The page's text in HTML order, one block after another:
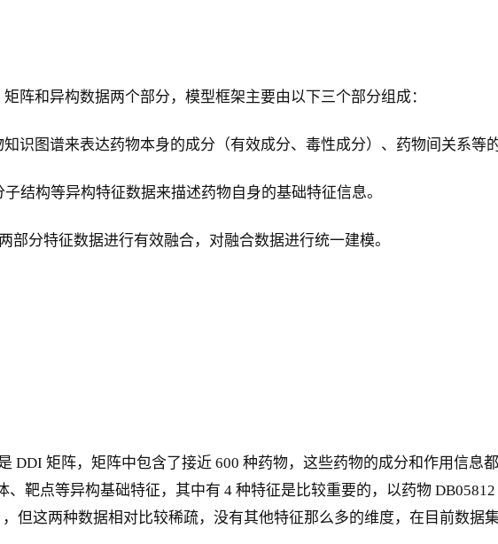
阵和异构数据两个部分，模型框架主要由以下三个部分组成：
识图谱来表达药物本身的成分（有效成分、毒性成分）、药物间关系等
结构等异构特征数据来描述药物自身的基础特征信息。
部分特征数据进行有效融合，对融合数据进行统一建模。
DDI 矩阵，矩阵中包含了接近 600 种药物，这些药物的成分和作用信息
靶点等异构基础特征，其中有 4 种特征是比较重要的，以药物
但这两种数据相对比较稀疏，没有其他特征那么多的维度，在目前数